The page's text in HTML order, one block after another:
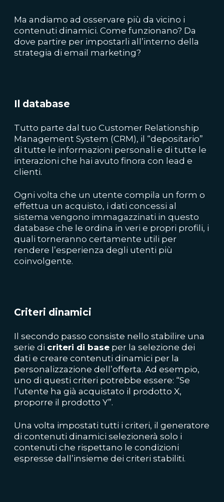
Ma andiamo ad osservare più da vicino i
contenuti dinamici. Come funzionano? Da
dove partire per impostarli all’interno della
strategia di email marketing?
Il database
Tutto parte dal tuo Customer Relationship
Management System (CRM), il “depositario”
di tutte le informazioni personali e di tutte le
interazioni che hai avuto finora con lead e
clienti.
Ogni volta che un utente compila un form o
effettua un acquisto, i dati concessi al
sistema vengono immagazzinati in questo
database che le ordina in veri e propri profili, i
quali torneranno certamente utili per
rendere l’esperienza degli utenti più
coinvolgente.
Criteri dinamici
Il secondo passo consiste nello stabilire una
serie di criteri di base per la selezione dei
dati e creare contenuti dinamici per la
personalizzazione dell’offerta. Ad esempio,
uno di questi criteri potrebbe essere: “Se
l’utente ha già acquistato il prodotto X,
proporre il prodotto Y”.
Una volta impostati tutti i criteri, il generatore
di contenuti dinamici selezionerà solo i
contenuti che rispettano le condizioni
espresse dall’insieme dei criteri stabiliti.